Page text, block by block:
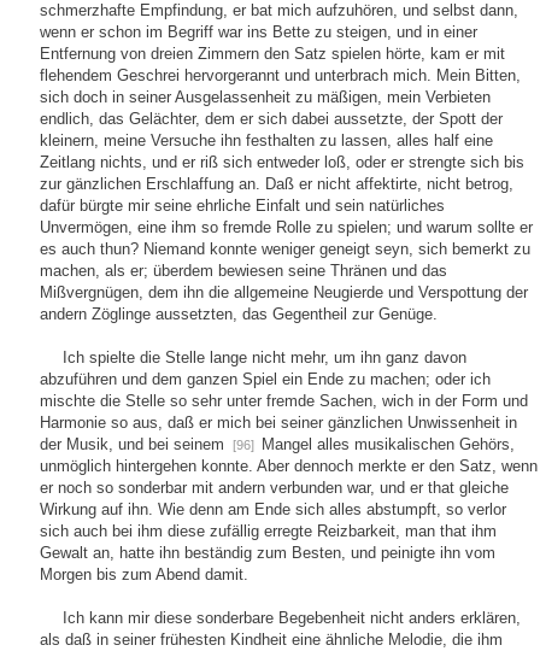
schmerzhafte Empfindung, er bat mich aufzuhören, und selbst dann,
wenn er schon im Begriff war ins Bette zu steigen, und in einer
Entfernung von dreien Zimmern den Satz spielen hörte, kam er mit
flehendem Geschrei hervorgerannt und unterbrach mich. Mein Bitten,
sich doch in seiner Ausgelassenheit zu mäßigen, mein Verbieten
endlich, das Gelächter, dem er sich dabei aussetzte, der Spott der
kleinern, meine Versuche ihn festhalten zu lassen, alles half eine
Zeitlang nichts, und er riß sich entweder loß, oder er strengte sich bis
zur gänzlichen Erschlaffung an. Daß er nicht affektirte, nicht betrog,
dafür bürgte mir seine ehrliche Einfalt und sein natürliches
Unvermögen, eine ihm so fremde Rolle zu spielen; und warum sollte er
es auch thun? Niemand konnte weniger geneigt seyn, sich bemerkt zu
machen, als er; überdem bewiesen seine Thränen und das
Mißvergnügen, dem ihn die allgemeine Neugierde und Verspottung der
andern Zöglinge aussetzten, das Gegentheil zur Genüge.
Ich spielte die Stelle lange nicht mehr, um ihn ganz davon
abzuführen und dem ganzen Spiel ein Ende zu machen; oder ich
mischte die Stelle so sehr unter fremde Sachen, wich in der Form und
Harmonie so aus, daß er mich bei seiner gänzlichen Unwissenheit in
der Musik, und bei seinem
[96]
Mangel alles musikalischen Gehörs,
unmöglich hintergehen konnte. Aber dennoch merkte er den Satz, wenn
er noch so sonderbar mit andern verbunden war, und er that gleiche
Wirkung auf ihn. Wie denn am Ende sich alles abstumpft, so verlor
sich auch bei ihm diese zufällig erregte Reizbarkeit, man that ihm
Gewalt an, hatte ihn beständig zum Besten, und peinigte ihn vom
Morgen bis zum Abend damit.
Ich kann mir diese sonderbare Begebenheit nicht anders erklären,
als daß in seiner frühesten Kindheit eine ähnliche Melodie, die ihm